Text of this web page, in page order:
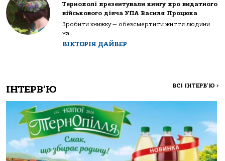
Тернополі презентували книгу про видатного
військового діяча УПА Василя Процюка
Зробити книжку — обезсмертити життя людини
на...
ВІКТОРІЯ ДАЙВЕР
ІНТЕРВ'Ю ВСІ ІНТЕРВ'Ю >